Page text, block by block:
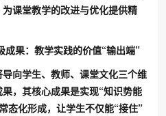
课堂教学的改进与优化提供精
成果：教学实践的价值“输出端”
向学生、教师、课堂文化三个维
，其核心成果是实现“知识势能
态化形成，让学生不仅能“接住”